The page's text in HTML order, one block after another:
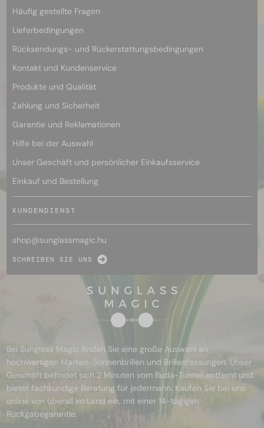
Häufig gestellte Fragen
Lieferbedingungen
Rücksendungs- und Rückerstattungsbedingungen
Kontakt und Kundenservice
Produkte und Qualität
Zahlung und Sicherheit
Garantie und Reklamationen
Hilfe bei der Auswahl
Unser Geschäft und persönlicher Einkaufsservice
Einkauf und Bestellung
KUNDENDIENST
shop@sunglassmagic.hu
SCHREIBEN SIE UNS
Bei Sunglass Magic finden Sie eine große Auswahl an
hochwertigen Marken-Sonnenbrillen und Brillenfassungen. Unser
Geschäft befindet sich 2 Minuten vom Buda-Tunnel entfernt und
bietet fachkundige Beratung für jedermann. Kaufen Sie bei uns
online von überall im Land ein, mit einer 14-tägigen
Rückgabegarantie.